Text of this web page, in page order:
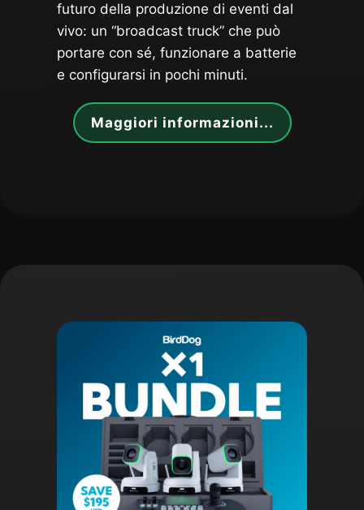
futuro della produzione di eventi dal
vivo: un “broadcast truck” che può
portare con sé, funzionare a batterie
e configurarsi in pochi minuti.
Maggiori informazioni...